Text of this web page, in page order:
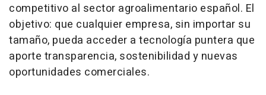
competitivo al sector agroalimentario español. El
objetivo: que cualquier empresa, sin importar su
tamaño, pueda acceder a tecnología puntera que
aporte transparencia, sostenibilidad y nuevas
oportunidades comerciales.